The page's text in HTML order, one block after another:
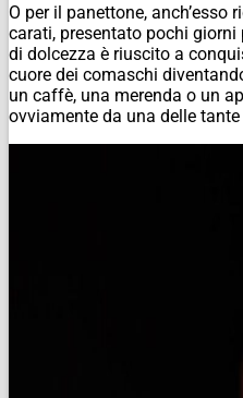
O per il panettone, anch’esso
carati, presentato pochi
di dolcezza è riuscito a
cuore dei comaschi
un caffè, una merenda o un
ovviamente da una delle